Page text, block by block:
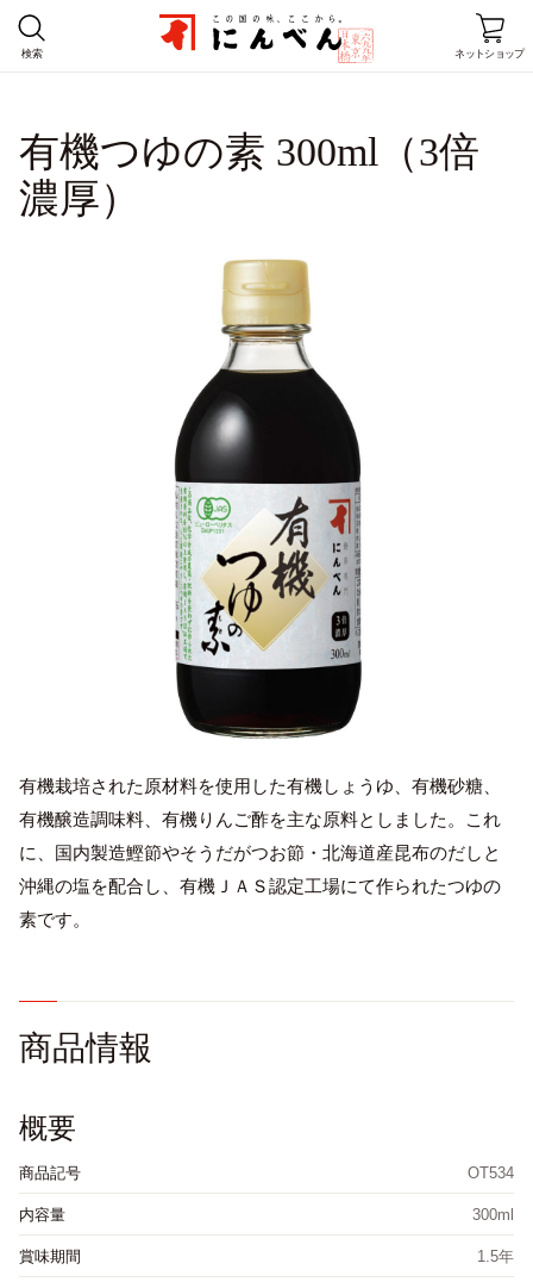
検索 ネットショップ
ホーム
商品情報
English
プライバシーポリシー
サイトポリシー
サイトマップ
有機つゆの素 300ml（3倍
濃厚）
有機栽培された原材料を使用した有機しょうゆ、有機砂糖、
有機醸造調味料、有機りんご酢を主な原料としました。これ
に、国内製造鰹節やそうだがつお節・北海道産昆布のだしと
沖縄の塩を配合し、有機ＪＡＳ認定工場にて作られたつゆの
素です。
商品情報
概要
商品記号 OT534
内容量 300ml
賞味期間 1.5年